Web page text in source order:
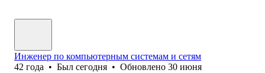
Инженер по компьютерным системам и сетям
42 года • Был сегодня • Обновлено 30 июня